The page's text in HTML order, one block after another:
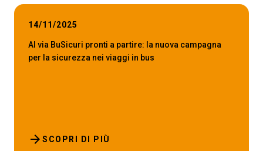
14/11/2025
Al via BuSicuri pronti a partire: la nuova campagna
per la sicurezza nei viaggi in bus
SCOPRI DI PIÙ
arrow_forward